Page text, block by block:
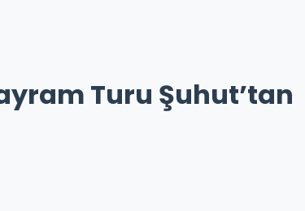
Turu Şuhut’tan